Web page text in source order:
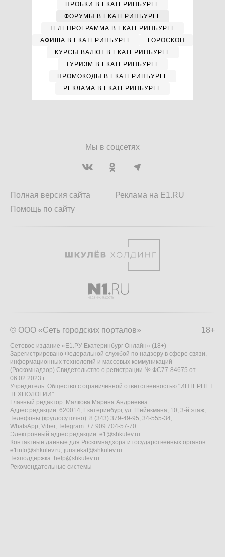
ПРОБКИ В ЕКАТЕРИНБУРГЕ
ФОРУМЫ В ЕКАТЕРИНБУРГЕ
ТЕЛЕПРОГРАММА В ЕКАТЕРИНБУРГЕ
АФИША В ЕКАТЕРИНБУРГЕ
ГОРОСКОП
КУРСЫ ВАЛЮТ В ЕКАТЕРИНБУРГЕ
ТУРИЗМ В ЕКАТЕРИНБУРГЕ
ПРОМОКОДЫ В ЕКАТЕРИНБУРГЕ
РЕКЛАМА В ЕКАТЕРИНБУРГЕ
Мы в соцсетях
Полная версия сайта
Помощь по сайту
Реклама на E1.RU
18+
© ООО «Сеть городских порталов»
Сетевое издание «Е1.РУ Екатеринбург Онлайн» (18+)
Зарегистрировано Федеральной службой по надзору в сфере связи,
информационных технологий и массовых коммуникаций
(Роскомнадзор) Свидетельство о регистрации № ФС77-84675 от
06.02.2023 г.
Учредитель: Общество с ограниченной ответственностью "ИНТЕРНЕТ
ТЕХНОЛОГИИ"
Главный редактор: Малкова Марина Андреевна
Адрес редакции: 620014, Екатеринбург, ул. Шейнкмана, 10, 3-й этаж,
Телефоны (круглосуточно): 8 (343) 379-49-95, 34-555-34,
WhatsApp, Viber, Telegram: +7 909 704-57-70
Электронный адрес редакции: e1@shkulev.ru
Контактные данные для Роскомнадзора и государственных органов:
e1info@shkulev.ru, juristekat@shkulev.ru
Техподдержка: help@shkulev.ru
Рекомендательные системы